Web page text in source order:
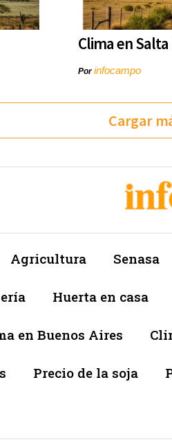
Clima en
Porinfocampo
Cargar
Agricultura Senasa
Huerta en casa
en Buenos Aires
Precio de la soja